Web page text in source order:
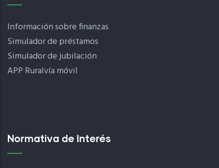
Información sobre finanzas
Simulador de préstamos
Simulador de jubilación
APP Ruralvía móvil
Normativa de Interés